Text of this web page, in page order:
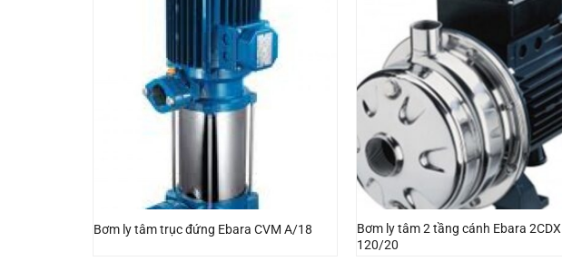
Bơm ly tâm trục đứng Ebara CVM A/18
Bơm ly tâm 2 tầng cánh Ebara
120/20